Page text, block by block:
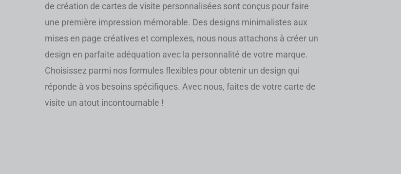
de création de cartes de visite personnalisées sont conçus pour faire
une première impression mémorable. Des designs minimalistes aux
mises en page créatives et complexes, nous nous attachons à créer un
design en parfaite adéquation avec la personnalité de votre marque.
Choisissez parmi nos formules flexibles pour obtenir un design qui
réponde à vos besoins spécifiques. Avec nous, faites de votre carte de
visite un atout incontournable !